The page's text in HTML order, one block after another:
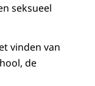
seksueel
vinden van
de